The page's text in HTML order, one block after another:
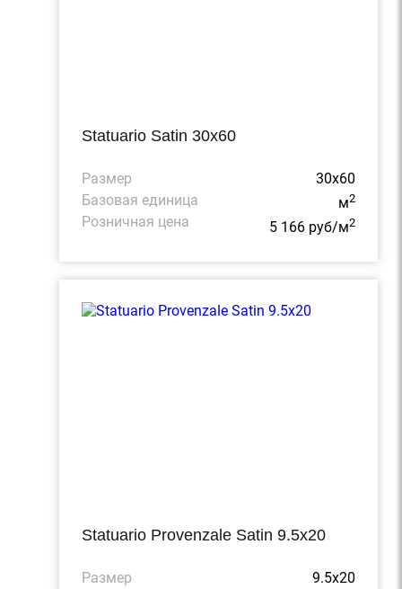
Statuario Satin 30x60
30x60
Размер
м2
Базовая единица
5 166 руб/м2
Розничная цена
Statuario Provenzale Satin 9.5x20
9.5x20
Размер